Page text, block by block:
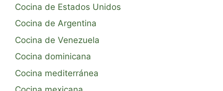
Cocina de Estados Unidos
Cocina de Argentina
Cocina de Venezuela
Cocina dominicana
Cocina mediterránea